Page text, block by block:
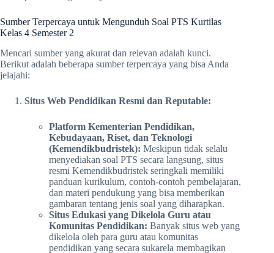
Sumber Terpercaya untuk Mengunduh Soal PTS Kurtilas
Kelas 4 Semester 2
Mencari sumber yang akurat dan relevan adalah kunci.
Berikut adalah beberapa sumber terpercaya yang bisa Anda
jelajahi:
Situs Web Pendidikan Resmi dan Reputable:
Platform Kementerian Pendidikan,
Kebudayaan, Riset, dan Teknologi
(Kemendikbudristek): Meskipun tidak selalu
menyediakan soal PTS secara langsung, situs
resmi Kemendikbudristek seringkali memiliki
panduan kurikulum, contoh-contoh pembelajaran,
dan materi pendukung yang bisa memberikan
gambaran tentang jenis soal yang diharapkan.
Situs Edukasi yang Dikelola Guru atau
Komunitas Pendidikan: Banyak situs web yang
dikelola oleh para guru atau komunitas
pendidikan yang secara sukarela membagikan